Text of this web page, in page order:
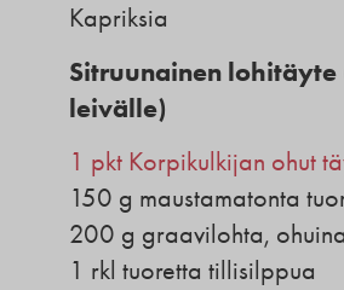
Kapriksia
Sitruunainen lohitäyte
leivälle)
1 pkt Korpikulkijan ohut
150 g maustamatonta
200 g graavilohta,
1 rkl tuoretta tillisilppua